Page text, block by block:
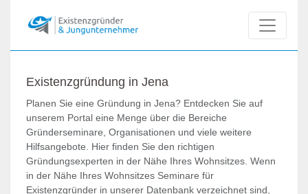
Existenzgründung in Jena
Planen Sie eine Gründung in Jena? Entdecken Sie auf
unserem Portal eine Menge über die Bereiche
Gründerseminare, Organisationen und viele weitere
Hilfsangebote. Hier finden Sie den richtigen
Gründungsexperten in der Nähe Ihres Wohnsitzes. Wenn
in der Nähe Ihres Wohnsitzes Seminare für
Existenzgründer in unserer Datenbank verzeichnet sind,